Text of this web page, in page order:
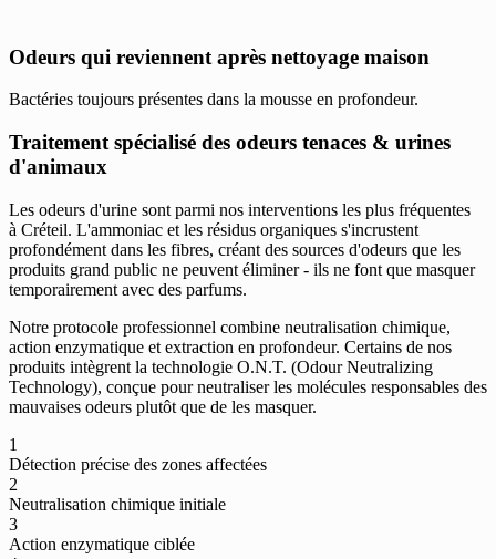
Odeurs qui reviennent après nettoyage maison
Bactéries toujours présentes dans la mousse en profondeur.
Traitement spécialisé des odeurs tenaces & urines
d'animaux
Les odeurs d'urine sont parmi nos interventions les plus fréquentes
à Créteil. L'ammoniac et les résidus organiques s'incrustent
profondément dans les fibres, créant des sources d'odeurs que les
produits grand public ne peuvent éliminer - ils ne font que masquer
temporairement avec des parfums.
Notre protocole professionnel combine neutralisation chimique,
action enzymatique et extraction en profondeur. Certains de nos
produits intègrent la technologie O.N.T. (Odour Neutralizing
Technology), conçue pour neutraliser les molécules responsables des
mauvaises odeurs plutôt que de les masquer.
1
Détection précise des zones affectées
2
Neutralisation chimique initiale
3
Action enzymatique ciblée